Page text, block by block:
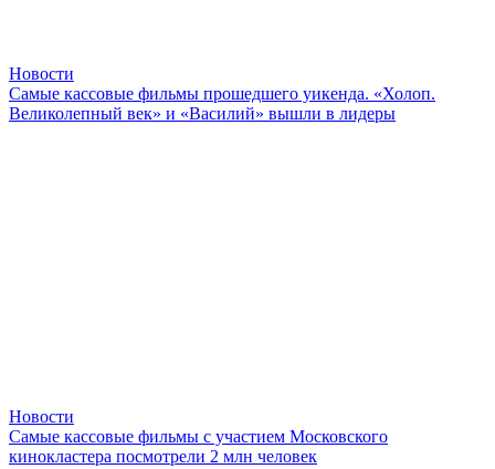
Новости
Самые кассовые фильмы прошедшего уикенда. «Холоп.
Великолепный век» и «Василий» вышли в лидеры
Новости
Самые кассовые фильмы с участием Московского
кинокластера посмотрели 2 млн человек